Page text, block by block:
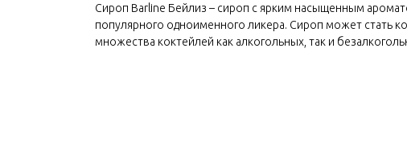
Сироп Barline Бейлиз – сироп с ярким насыщенным
популярного одноименного ликера. Сироп может стать
множества коктейлей как алкогольных, так и